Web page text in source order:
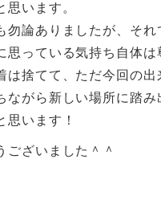
思います。
勿論ありましたが、それ
思っている気持ち自体は
は捨てて、ただ今回の出
ながら新しい場所に踏み
思います！
ございました＾＾